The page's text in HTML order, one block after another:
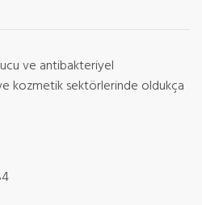
ve antibakteriyel
kozmetik sektörlerinde oldukça